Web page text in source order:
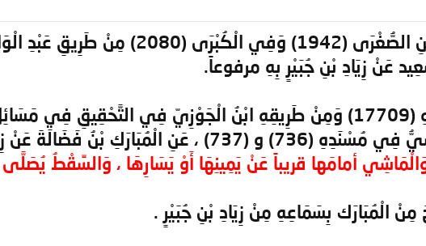
وَرَوَاهُ النَّسَائِيُّ فِي السُّنَنِ الصُّغْرَى (1942)
عَنْ زِيَادِ بْنِ جُبَيْرٍ بِهِ مرفوعاً.
عَنْ زِيَادِ بْنِ جُبَيْرٍ بِه مرفوعاً ، بِلَفْظ :
أمامَها قريباً عَنْ يَمِينِهَا أَوْ يَسَارِهَا ، وَالسِّقْطُ
الْمُبَارَك بِسَمَاعِهِ مِنْ زِيَادِ بْنِ جُبَيْرٍ .